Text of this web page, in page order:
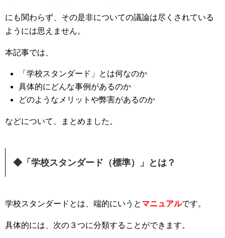
にも関わらず、その是非についての議論は尽くされている
ようには思えません。
本記事では、
「学校スタンダード」とは何なのか
具体的にどんな事例があるのか
どのようなメリットや弊害があるのか
などについて、まとめました。
◆「学校スタンダード（標準）」とは？
学校スタンダードとは、端的にいうと マニュアルです。
具体的には、次の３つに分類することができます。